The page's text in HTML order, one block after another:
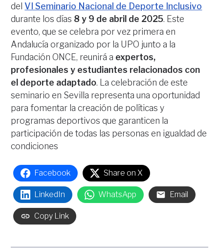
delVI Seminario Nacional de Deporte Inclusivo
durante los días 8 y 9 de abril de 2025. Este
evento, que se celebra por vez primera en
Andalucía organizado por la UPO junto a la
Fundación ONCE, reunirá a expertos,
profesionales y estudiantes relacionados con
el deporte adaptado. La celebración de este
seminario en Sevilla representa una oportunidad
para fomentar la creación de políticas y
programas deportivos que garanticen la
participación de todas las personas en igualdad de
condiciones
Facebook Share on X
LinkedIn WhatsApp Email
Copy Link